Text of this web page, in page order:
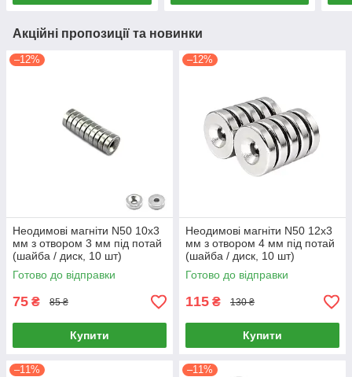
Акційні пропозиції та новинки
–12%
Неодимові магніти N50 10х3
мм з отвором 3 мм під потай
(шайба / диск, 10 шт)
Готово до відправки
75 ₴ 85 ₴
Купити
–12%
Неодимові магніти N50 12х3
мм з отвором 4 мм під потай
(шайба / диск, 10 шт)
Готово до відправки
115 ₴ 130 ₴
Купити
–11% –11%